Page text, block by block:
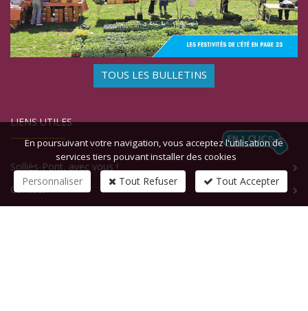
TOUS LES BULLETINS
LIENS UTILES
Solliès-Pont, avec vous !
Contact
En poursuivant votre navigation, vous acceptez l'utilisation de
services tiers pouvant installer des cookies
Personnaliser Tout Refuser Tout Accepter